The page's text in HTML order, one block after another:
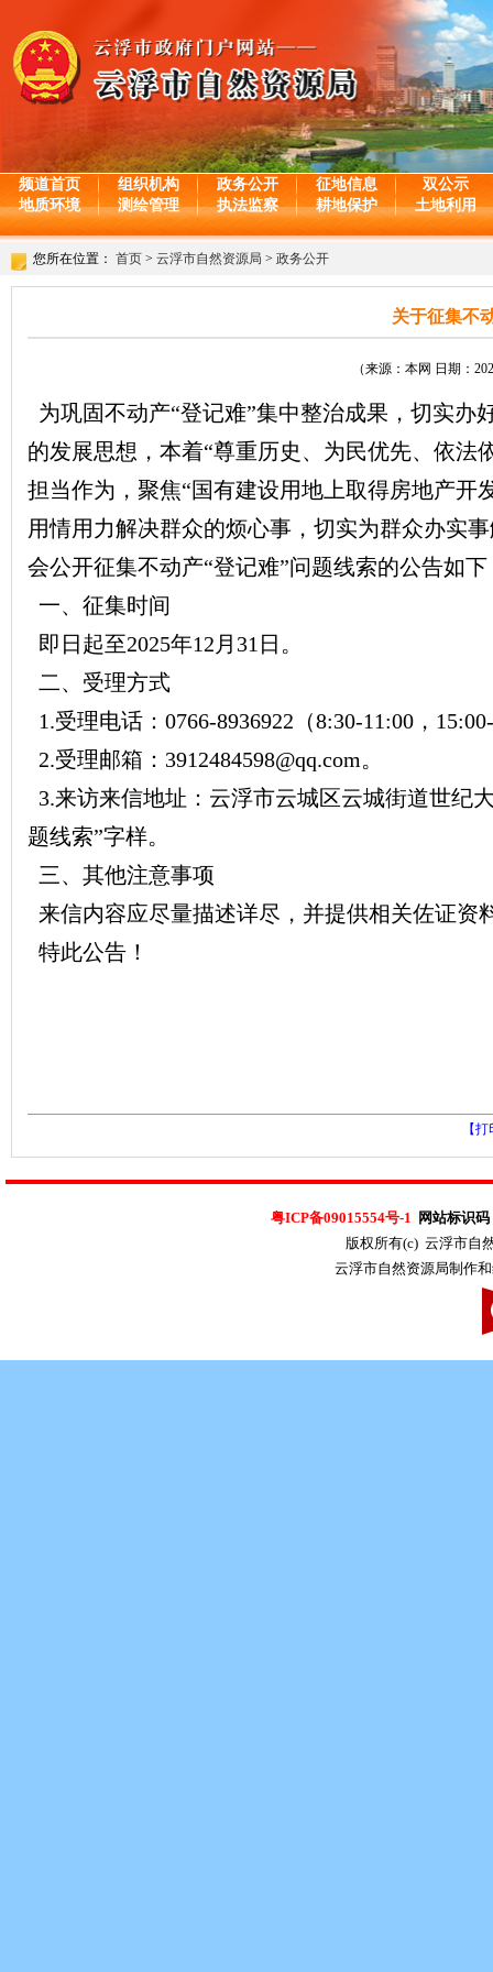
频道首页 组织机构 政务公开 征地信息
双公示
地质环境
测绘管理 执法监察 耕地保护 土地利用
您所在位置： 首页 > 云浮市自然资源局 > 政务公开
关于征集不
（来源：本网 日期：
为巩固不动产“登记难”集中整治成果，切实办
的发展思想，本着“尊重历史、为民优先、依
担当作为，聚焦“国有建设用地上取得房地产开
用情用力解决群众的烦心事，切实为群众办实
会公开征集不动产“登记难”问题线索的公告如下
一、征集时间
即日起至2025年12月31日。
二、受理方式
1.受理电话：0766-8936922（8:30-11:00，
2.受理邮箱：3912484598@qq.com。
3.来访来信地址：云浮市云城区云城街道世纪
题线索”字样。
三、其他注意事项
来信内容应尽量描述详尽，并提供相关佐证
特此公告！
【
粤ICP备09015554号-1 网站标识
版权所有(c) 云浮市自
云浮市自然资源局制作